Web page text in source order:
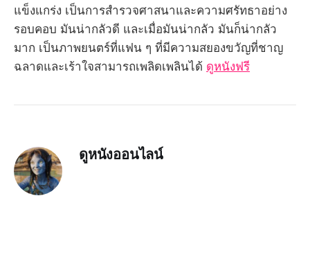
แข็งแกร่ง เป็นการสำรวจศาสนาและความศรัทธาอย่าง
รอบคอบ มันน่ากลัวดี และเมื่อมันน่ากลัว มันก็น่ากลัว
มาก เป็นภาพยนตร์ที่แฟน ๆ ที่มีความสยองขวัญที่ชาญ
ฉลาดและเร้าใจสามารถเพลิดเพลินได้ ดูหนังฟรี
ดูหนังออนไลน์